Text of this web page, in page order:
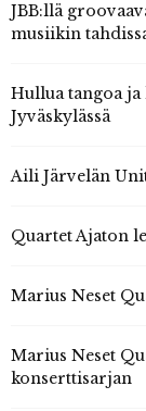
JBB:llä
musiikin
Hullua tangoa
Jyväskylässä
Aili Järvelän
Quartet Ajaton
Marius Neset
Marius Neset
konserttisarjan